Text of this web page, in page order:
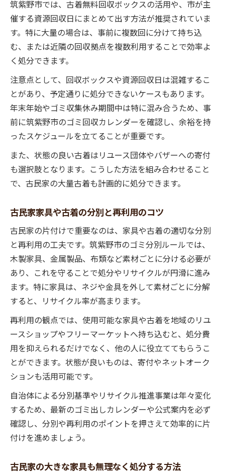
筑紫野市では、古着無料回収ボックスの活用や、市が主
催する資源回収日にまとめて出す方法が推奨されていま
す。特に大量の場合は、事前に複数回に分けて持ち込
む、または近隣の回収拠点を複数利用することで効率よ
く処分できます。
注意点として、回収ボックスや資源回収日は混雑するこ
とがあり、予定通りに処分できないケースもあります。
年末年始やゴミ収集休み期間中は特に混み合うため、事
前に筑紫野市のゴミ回収カレンダーを確認し、余裕を持
ったスケジュールを立てることが重要です。
また、状態の良い古着はリユース団体やバザーへの寄付
も選択肢となります。こうした方法を組み合わせること
で、古民家の大量古着も計画的に処分できます。
古民家家具や古着の分別と再利用のコツ
古民家の片付けで重要なのは、家具や古着の適切な分別
と再利用の工夫です。筑紫野市のゴミ分別ルールでは、
木製家具、金属製品、布類など素材ごとに分ける必要が
あり、これを守ることで処分やリサイクルが円滑に進み
ます。特に家具は、ネジや金具を外して素材ごとに分解
すると、リサイクル率が高まります。
再利用の観点では、使用可能な家具や古着を地域のリユ
ースショップやフリーマーケットへ持ち込むと、処分費
用を抑えられるだけでなく、他の人に役立ててもらうこ
とができます。状態が良いものは、寄付やネットオーク
ションも活用可能です。
自治体による分別基準やリサイクル推進事業は年々変化
するため、最新のゴミ出しカレンダーや公式案内を必ず
確認し、分別や再利用のポイントを押さえて効率的に片
付けを進めましょう。
古民家の大きな家具も無理なく処分する方法